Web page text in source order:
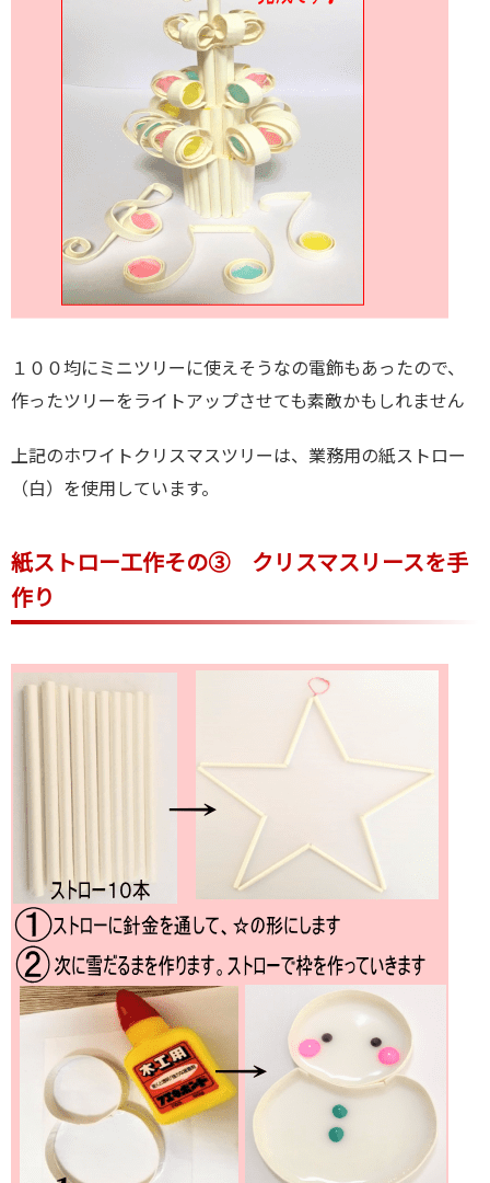
１００均にミニツリーに使えそうなの電飾もあったので、
作ったツリーをライトアップさせても素敵かもしれません
上記のホワイトクリスマスツリーは、業務用の紙ストロー
（白）を使用しています。
紙ストロー工作その③ クリスマスリースを手
作り